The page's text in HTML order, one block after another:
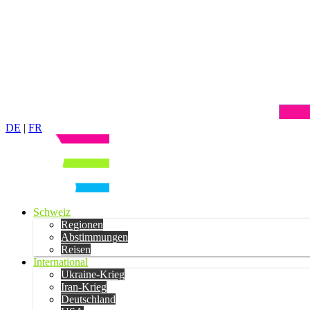
DE | FR
Schweiz
Regionen
Abstimmungen
Reisen
International
Ukraine-Krieg
Iran-Krieg
Deutschland